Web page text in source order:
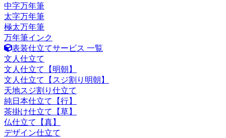
中字万年筆
太字万年筆
極太万年筆
万年筆インク
表装仕立てサービス 一覧
文人仕立て
文人仕立て【明朝】
文人仕立て【スジ割り明朝】
天地スジ割り仕立て
純日本仕立て【行】
茶掛け仕立て【草】
仏仕立て【真】
デザイン仕立て